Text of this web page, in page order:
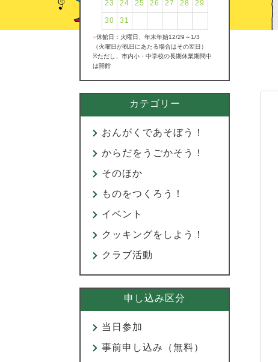
23 24 25 26 27 28 29
30 31
●休館日：火曜日、年末年始12/29～1/3
（火曜日が祝日にあたる場合はその翌日）
※ただし、市内小・中学校の長期休業期間中
は開館
カテゴリー
おんがくであそぼう！
からだをうごかそう！
そのほか
ものをつくろう！
イベント
クッキングをしよう！
クラブ活動
申し込み区分
当日参加
事前申し込み（無料）